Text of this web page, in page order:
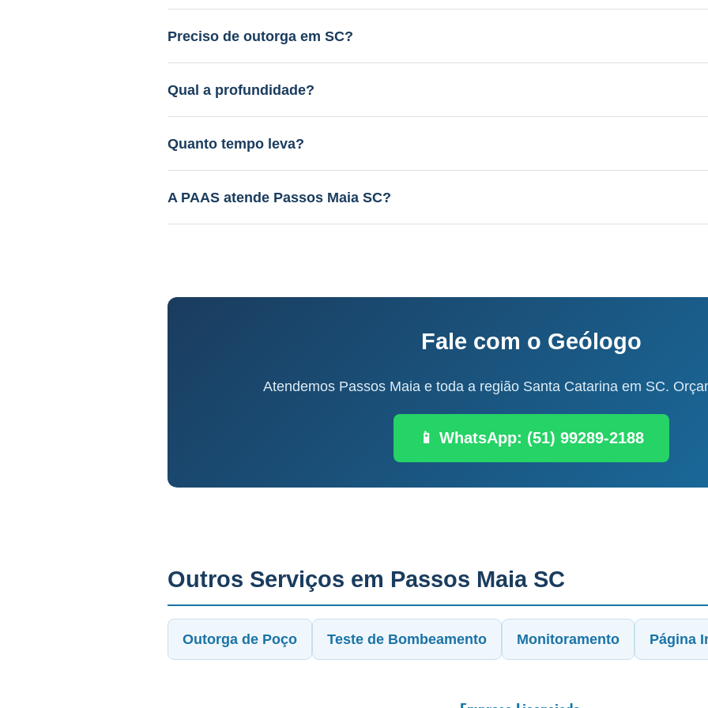
Entre R$ 12.000 a R$ 45.000. Aquífero variável conforme a geologia local,
gratuito.
Preciso de outorga em SC?
Sim. A PAAS cuida de todo o licenciamento junto ao IMA-SC.
Qual a profundidade?
40 a 150m em aquífero variável conforme a geologia local, vazão de 3 a 30 m³/h.
Quanto tempo leva?
Perfuração: 3-15 dias. Processo completo: 60-120 dias.
A PAAS atende Passos Maia SC?
Sim! Desde 1985, com geólogo e equipe própria.
Fale com o Geólogo
Atendemos Passos Maia e toda a região Santa Catarina em SC.
📱 WhatsApp: (51) 99289-2188
Outros Serviços em Passos Maia SC
Outorga de Poço Teste de Bombeamento Monitoramento Página